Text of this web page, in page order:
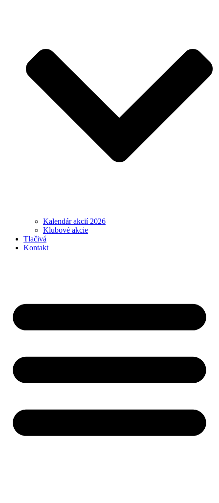
Kalendár akcií 2026
Klubové akcie
Tlačivá
Kontakt